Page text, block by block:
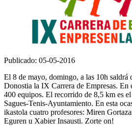
Publicado: 05-05-2016
El 8 de mayo, domingo, a las 10h saldrá
Donostia la IX Carrera de Empresas. En
400 equipos. El recorrido de 8,5 km es
Sagues-Tenis-Ayuntamiento. En esta
ikastola cuatro profesores: Miren
Eguren u Xabier Insausti. Zorte on!